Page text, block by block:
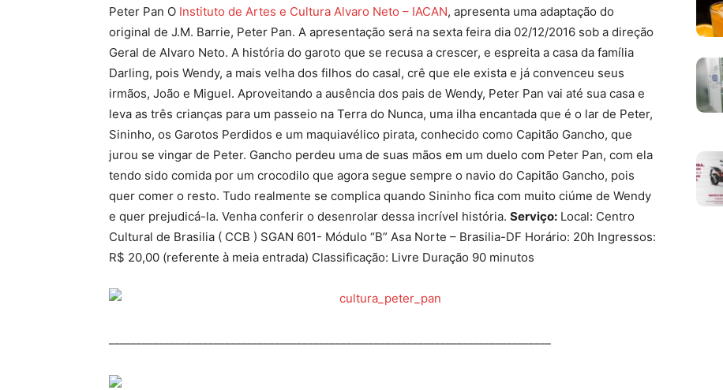
Peter Pan O Instituto de Artes e Cultura Alvaro Neto – IACAN, apresenta uma adaptação do
original de J.M. Barrie, Peter Pan. A apresentação será na sexta feira dia 02/12/2016 sob a direção
Geral de Alvaro Neto. A história do garoto que se recusa a crescer, e espreita a casa da família
Darling, pois Wendy, a mais velha dos filhos do casal, crê que ele exista e já convenceu seus
irmãos, João e Miguel. Aproveitando a ausência dos pais de Wendy, Peter Pan vai até sua casa e
leva as três crianças para um passeio na Terra do Nunca, uma ilha encantada que é o lar de Peter,
Sininho, os Garotos Perdidos e um maquiavélico pirata, conhecido como Capitão Gancho, que
jurou se vingar de Peter. Gancho perdeu uma de suas mãos em um duelo com Peter Pan, com ela
tendo sido comida por um crocodilo que agora segue sempre o navio do Capitão Gancho, pois
quer comer o resto. Tudo realmente se complica quando Sininho fica com muito ciúme de Wendy
e quer prejudicá-la. Venha conferir o desenrolar dessa incrível história. Serviço: Local: Centro
Cultural de Brasilia ( CCB ) SGAN 601- Módulo “B” Asa Norte – Brasilia-DF Horário: 20h Ingressos:
R$ 20,00 (referente à meia entrada) Classificação: Livre Duração 90 minutos